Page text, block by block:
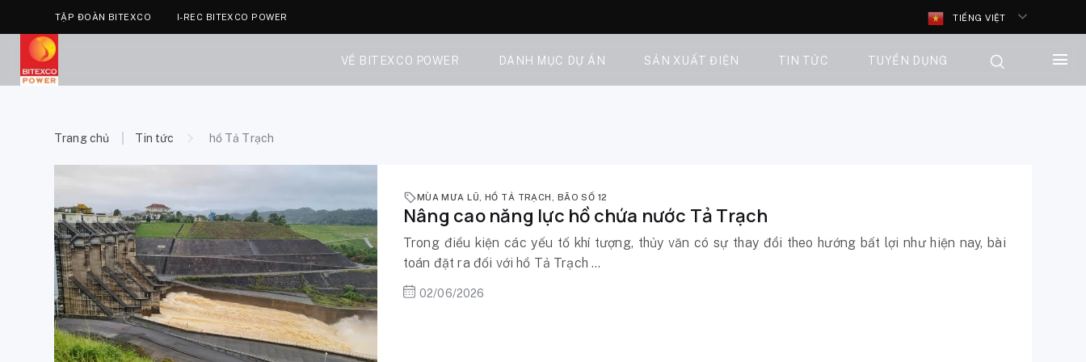
TẬP ĐOÀN BITEXCO I-REC BITEXCO POWER TIẾNG VIỆT
VỀ BITEXCO POWER DANH MỤC DỰ ÁN SẢN XUẤT ĐIỆN TIN TỨC TUYỂN DỤNG
Trang chủ Tin tức hồ Tả Trạch
MÙA MƯA LŨ HỒ TẢ TRẠCH BÃO SỐ 12
Nâng cao năng lực hồ chứa nước Tả Trạch
Trong điều kiện các yếu tố khí tượng, thủy văn có sự thay đổi theo hướng bất lợi như hiện nay, bài
toán đặt ra đối với hồ Tả Trạch ...
02/06/2026